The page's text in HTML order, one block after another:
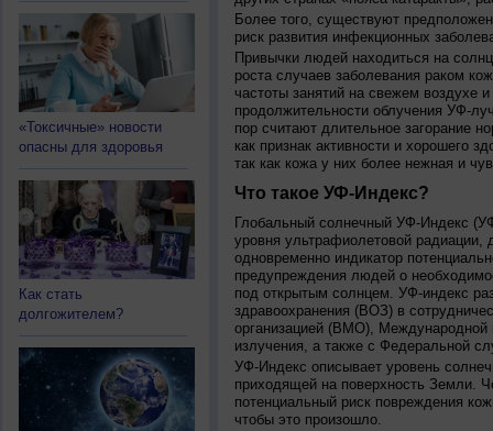
«Токсичные» новости
опасны для здоровья
Как стать
долгожителем?
Более того, существуют
риск развития инфекционных
Привычки людей находиться на
роста случаев заболевания раком
частоты занятий на свежем воздухе
продолжительности облучения УФ-
пор считают длительное загорание
как признак активности и хорошего
так как кожа у них более нежная и
Что такое УФ-Индекс?
Глобальный солнечный УФ-Индекс
уровня ультрафиолетовой
одновременно индикатор
предупреждения людей о
под открытым солнцем. УФ-индекс
здравоохранения (ВОЗ) в
организацией (ВМО), Международной
излучения, а также с Федеральной
УФ-Индекс описывает уровень
приходящей на поверхность Земли.
потенциальный риск повреждения
чтобы это произошло.